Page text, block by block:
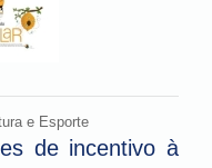
e Esporte
de incentivo à